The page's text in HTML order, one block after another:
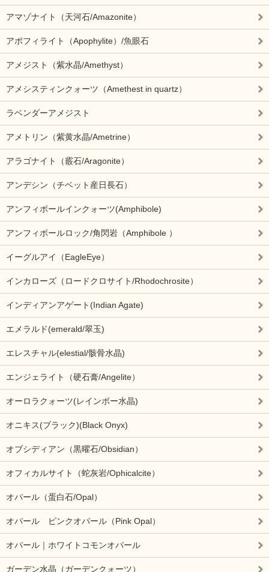
アマゾナイト（天河石/Amazonite）
アポフィライト（Apophylite）/魚眼石
アメジスト（紫水晶/Amethyst）
アメシスティンクォーツ（Amethest in quartz）
ラベンダーアメジスト
アメトリン（紫黄水晶/Ametrine）
アラゴナイト（霰石/Aragonite）
アンデシン（チベット産日長石）
アンフィボールインクォーツ(Amphibole)
アンフィボールロック/角閃岩（Amphibole ）
イーグルアイ（EagleEye）
インカローズ（ロードクロサイト/Rhodochrosite）
インディアンアゲート(Indian Agate)
エメラルド(emerald/翠玉)
エレスチャル(elestial/骸骨水晶)
エンジェライト（硬石膏/Angelite）
オーロラクォーツ(レインボー水晶)
オニキス(ブラック)(Black Onyx)
オブシディアン（黒曜石/Obsidian）
オフィカルサイト（蛇灰岩/Ophicalcite）
オパール（蛋白石/Opal）
オパール ピンクオパール（Pink Opal）
オパール｜ホワイトコモンオパール
ガーデン水晶（ガーデンクォーツ）